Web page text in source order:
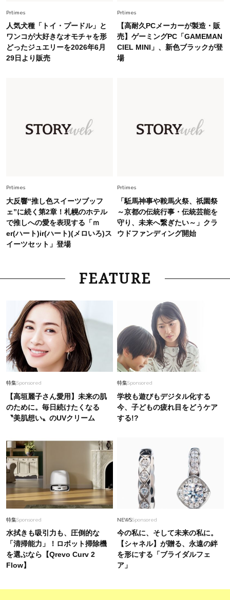
40代の夏通勤はこれ１着！「きちんと感」も
「オシャレ」も整うトレンドトップス〈4選〉
Fashion
オシャレ40代の【ワンピ＆オールインワン】最
旬着こなし3選。地味見え回避のコツは「バッグ
いめハーフパンツでモードに昇華
Prtimes
人気犬種「トイ・プードル」と
ワンコが大好きなオモチャを形
どったジュエリーを2026年6月
29日より販売
Prtimes
【高耐久PCメーカーが製造・販
売】ゲーミングPC「GAMEMAN
CIEL MINI」、新色ブラックが登
場
Prtimes
大反響“推し色スイーツブッフ
ェ”に続く第2章！札幌のホテル
で推しへの愛を表現する「ｍ
er(ハート)ir(ハート)(メロいろ)ス
イーツセット」登場
Prtimes
「駈馬神事や鞍馬火祭、祇園祭
～京都の伝統行事・伝統芸能を
守り、未来へ繋ぎたい～」クラ
ウドファンディング開始
FEATURE
特集Sponsored
【高垣麗子さん愛用】未来の肌
のために。毎日続けたくなる
〝美肌想い〟のUVクリーム
特集Sponsored
学校も遊びもデジタル化する
今、子どもの疲れ目をどうケア
する!?
特集Sponsored
水拭きも吸引力も、圧倒的な
「清掃能力」！ロボット掃除機
を選ぶなら【Qrevo Curv 2
Flow】
NEWSSponsored
今の私に、そして未来の私に。
【シャネル】が贈る、永遠の絆
を形にする「ブライダルフェ
ア」